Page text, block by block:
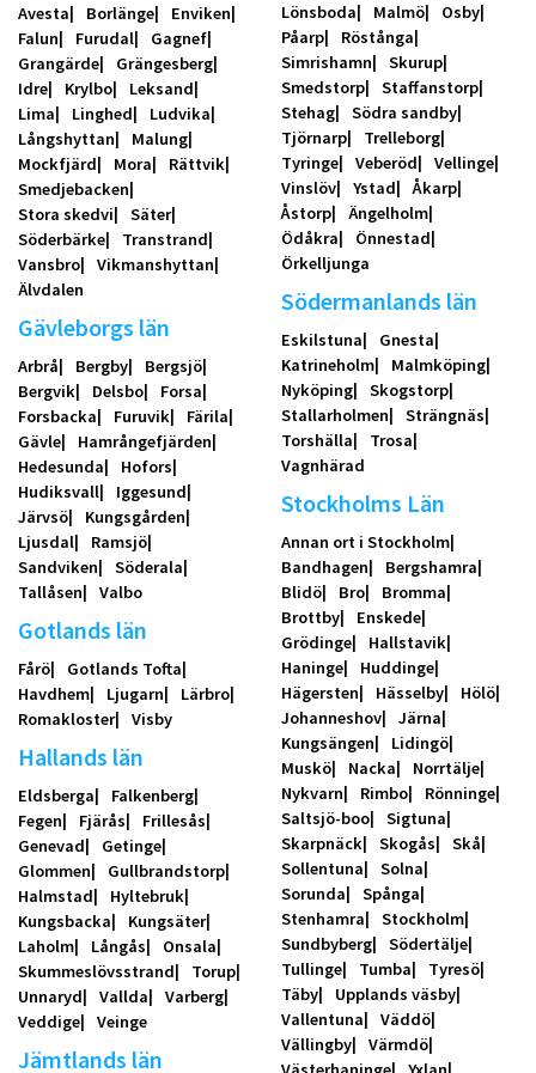
Avesta Borlänge
Enviken
Falun
Furudal
Gagnef
Grangärde
Grängesberg
Idre
Krylbo
Leksand
Lima
Linghed
Ludvika
Långshyttan
Malung
Mockfjärd
Mora
Rättvik
Smedjebacken
Stora skedvi
Säter
Söderbärke
Transtrand
Vansbro
Vikmanshyttan
Älvdalen
Gävleborgs län
Arbrå Bergby
Bergsjö
Bergvik
Delsbo
Forsa
Forsbacka
Furuvik
Färila
Gävle
Hamrångefjärden
Hedesunda
Hofors
Hudiksvall
Iggesund
Järvsö
Kungsgården
Ljusdal
Ramsjö
Sandviken
Söderala
Tallåsen
Valbo
Gotlands län
Fårö
Gotlands Tofta
Havdhem
Ljugarn
Lärbro
Romakloster
Visby
Hallands län
Eldsberga
Falkenberg
Fegen
Fjärås
Frillesås
Genevad
Getinge
Glommen
Gullbrandstorp
Halmstad
Hyltebruk
Kungsbacka
Kungsäter
Laholm
Långås
Onsala
Skummeslövsstrand
Torup
Unnaryd
Vallda
Varberg
Veddige
Veinge
Jämtlands län
Lönsboda
Malmö
Osby
Påarp
Röstånga
Simrishamn
Skurup
Smedstorp
Staffanstorp
Stehag
Södra sandby
Tjörnarp
Trelleborg
Tyringe
Veberöd
Vellinge
Vinslöv
Ystad
Åkarp
Åstorp
Ängelholm
Ödåkra
Önnestad
Örkelljunga
Södermanlands län
Eskilstuna
Gnesta
Katrineholm
Malmköping
Nyköping
Skogstorp
Stallarholmen
Strängnäs
Torshälla
Trosa
Vagnhärad
Stockholms Län
Annan ort i Stockholm
Bandhagen
Bergshamra
Blidö
Bro
Bromma
Brottby
Enskede
Grödinge
Hallstavik
Haninge
Huddinge
Hägersten
Hässelby
Hölö
Johanneshov
Järna
Kungsängen
Lidingö
Muskö
Nacka
Norrtälje
Nykvarn
Rimbo
Rönninge
Saltsjö-boo
Sigtuna
Skarpnäck
Skogås
Skå
Sollentuna
Solna
Sorunda
Spånga
Stenhamra
Stockholm
Sundbyberg
Södertälje
Tullinge
Tumba
Tyresö
Täby
Upplands väsby
Vallentuna
Väddö
Vällingby
Värmdö